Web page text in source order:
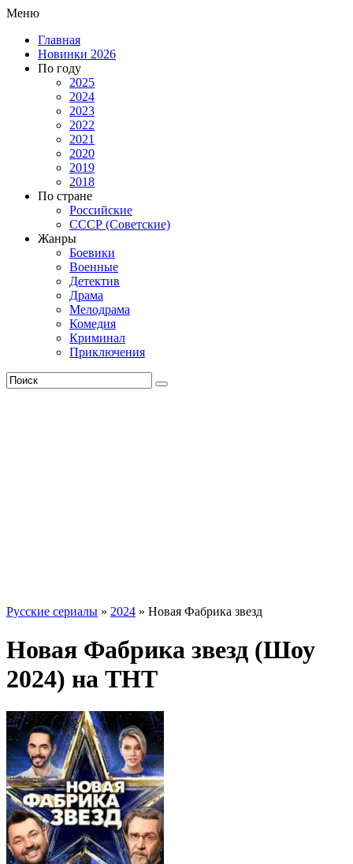
Меню
Главная
Новинки 2026
По году
2025
2024
2023
2022
2021
2020
2019
2018
По стране
Российские
СССР (Советские)
Жанры
Боевики
Военные
Детектив
Драма
Мелодрама
Комедия
Криминал
Приключения
Русские сериалы » 2024 » Новая Фабрика звезд
Новая Фабрика звезд (Шоу
2024) на ТНТ